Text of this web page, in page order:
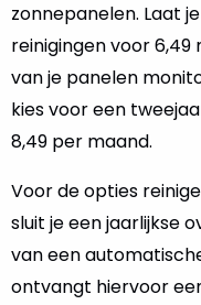
zonnepanelen. Laat
reinigingen voor
van je panelen
kies voor een
8,49 per maand.
Voor de opties
sluit je een jaarlijkse
van een
ontvangt hiervoor